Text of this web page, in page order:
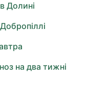
Долині
на два тижні